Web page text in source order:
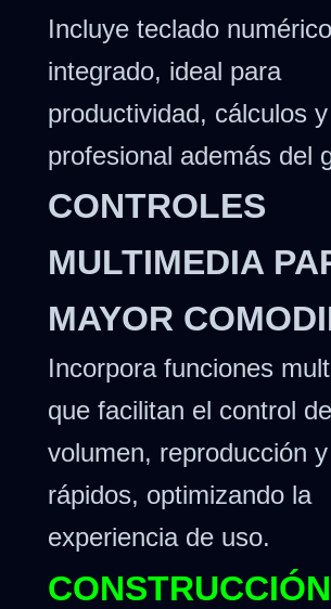
Incluye teclado numérico
integrado, ideal para
productividad, cálculos
profesional además del
CONTROLES
MULTIMEDIA
MAYOR
Incorpora funciones
que facilitan el control de
volumen, reproducción
rápidos, optimizando la
experiencia de uso.
CONSTRUCCIÓN